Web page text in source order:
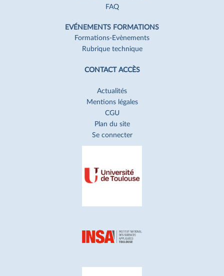
FAQ
EVÉNEMENTS FORMATIONS
Formations-Evènements
Rubrique technique
CONTACT ACCÈS
Actualités
Mentions légales
CGU
Plan du site
Se connecter